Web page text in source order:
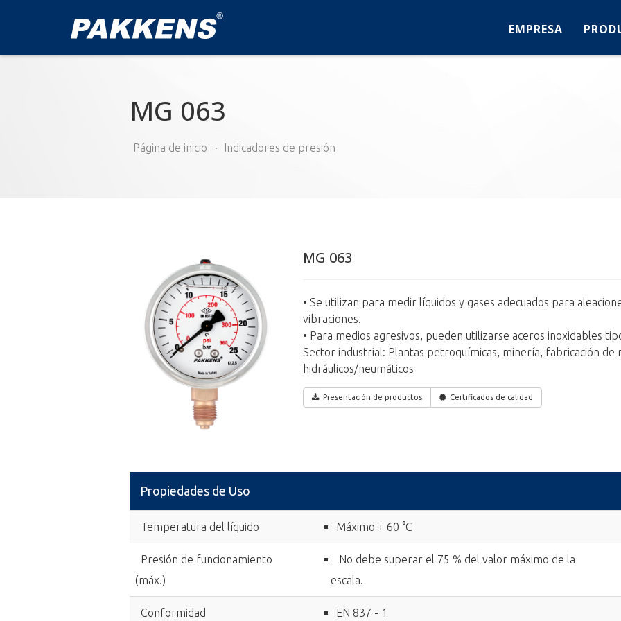
EMPRESA
MG 063
Página de inicio Indicadores de presión
MG 063
• Se utilizan para medir líquidos y gases adecuados para
vibraciones.
• Para medios agresivos, pueden utilizarse aceros inoxidables
Sector industrial: Plantas petroquímicas, minería, fabricación de
hidráulicos/neumáticos
Presentación de productos Certificados de calidad
Propiedades de Uso
Temperatura del líquido Máximo + 60 °C
Presión de funcionamiento
(máx.)
No debe superar el 75 % del valor máximo de la
escala.
Conformidad EN 837 - 1